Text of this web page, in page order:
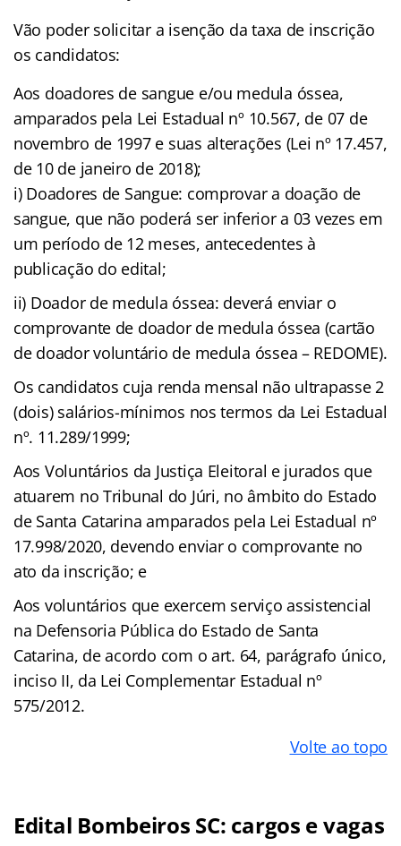
Vão poder solicitar a isenção da taxa de inscrição
os candidatos:
Aos doadores de sangue e/ou medula óssea,
amparados pela Lei Estadual nº 10.567, de 07 de
novembro de 1997 e suas alterações (Lei nº 17.457,
de 10 de janeiro de 2018);
i) Doadores de Sangue: comprovar a doação de
sangue, que não poderá ser inferior a 03 vezes em
um período de 12 meses, antecedentes à
publicação do edital;
ii) Doador de medula óssea: deverá enviar o
comprovante de doador de medula óssea (cartão
de doador voluntário de medula óssea – REDOME).
Os candidatos cuja renda mensal não ultrapasse 2
(dois) salários-mínimos nos termos da Lei Estadual
nº. 11.289/1999;
Aos Voluntários da Justiça Eleitoral e jurados que
atuarem no Tribunal do Júri, no âmbito do Estado
de Santa Catarina amparados pela Lei Estadual nº
17.998/2020, devendo enviar o comprovante no
ato da inscrição; e
Aos voluntários que exercem serviço assistencial
na Defensoria Pública do Estado de Santa
Catarina, de acordo com o art. 64, parágrafo único,
inciso II, da Lei Complementar Estadual nº
575/2012.
Volte ao topo
Edital Bombeiros SC: cargos e vagas